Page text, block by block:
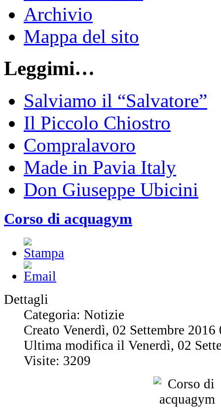
Archivio
Mappa del sito
Leggimi…
Salviamo il “Salvatore”
Il Piccolo Chiostro
Compralavoro
Made in Pavia Italy
Don Giuseppe Ubicini
Corso di acquagym
Dettagli
Categoria: Notizie
Creato Venerdì, 02 Settembre 2016
Ultima modifica il Venerdì, 02
Visite: 3209